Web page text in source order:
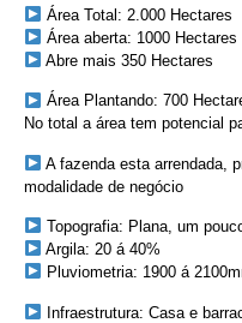
Área Total: 2.000 Hectares
Área aberta: 1000 Hectares
Abre mais 350 Hectares
Área Plantando: 700
No total a área tem potencial
A fazenda esta arrendada,
modalidade de negócio
Topografia: Plana, um
Argila: 20 á 40%
Pluviometria: 1900 á
Infraestrutura: Casa e